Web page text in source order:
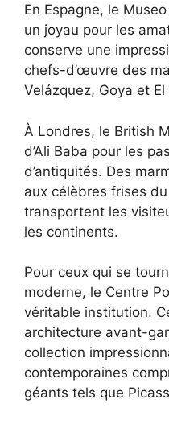
En Espagne, le
un joyau pour les
conserve une
chefs-d’œuvre des
Velázquez, Goya et El
À Londres, le British
d’Ali Baba pour les
d’antiquités. Des
aux célèbres frises
transportent les
les continents.
Pour ceux qui se
moderne, le Centre
véritable institution.
architecture avant-
collection
contemporaines
géants tels que